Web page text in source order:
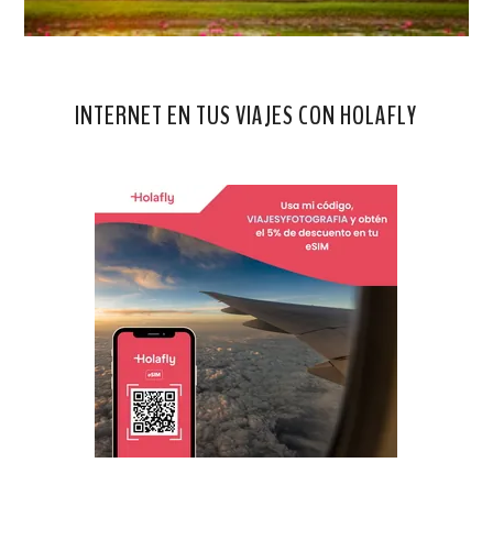
INTERNET EN TUS VIAJES CON HOLAFLY